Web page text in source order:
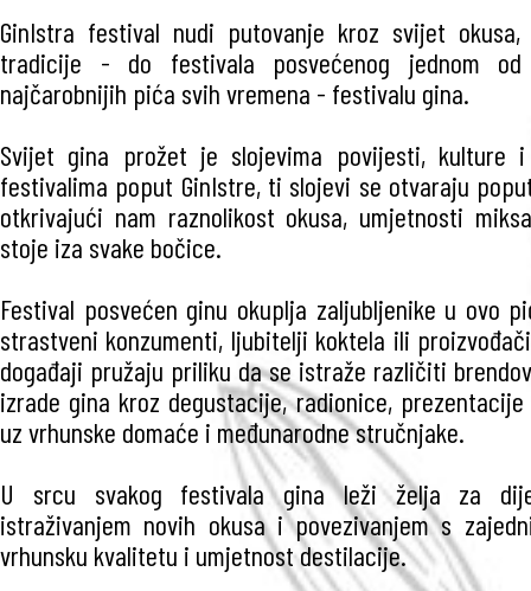
GinIstra festival nudi putovanje kroz svijet
tradicije - do festivala posvećenog jednom
najčarobnijih pića svih vremena - festivalu gina.
Svijet gina prožet je slojevima povijesti, kulture
festivalima poput GinIstre, ti slojevi se otvaraju
otkrivajući nam raznolikost okusa, umjetnosti
stoje iza svake bočice.
Festival posvećen ginu okuplja zaljubljenike u ovo
strastveni konzumenti, ljubitelji koktela ili
događaji pružaju priliku da se istraže različiti
izrade gina kroz degustacije, radionice,
uz vrhunske domaće i međunarodne stručnjake.
U srcu svakog festivala gina leži želja za
istraživanjem novih okusa i povezivanjem s
vrhunsku kvalitetu i umjetnost destilacije.